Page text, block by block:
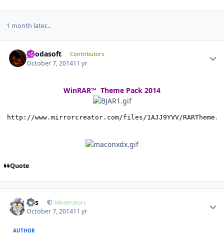
1 month later...
geodasoft Contributors
October 7, 201411 yr
WinRAR™ Theme Pack 2014
http://www.mirrorcreator.com/files/1AJJ9YVV/
Quote
luis Moderators
October 7, 201411 yr
AUTHOR